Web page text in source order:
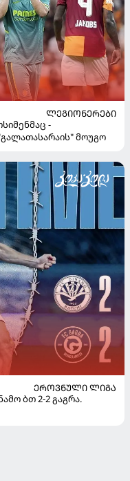
ᲚᲔᲒᲘᲝᲜᲔᲠᲔᲑᲘ
-
მოუგო
ᲔᲠᲝᲕᲜᲣᲚᲘ ᲚᲘᲒᲐ
ბთ 2-2 გაგრა.